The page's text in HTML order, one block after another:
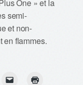
One » et la
semi-
et non-
en flammes.